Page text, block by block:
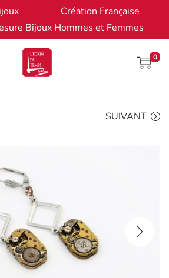
Création Française
Bijoux Hommes et Femmes
0
SUIVANT